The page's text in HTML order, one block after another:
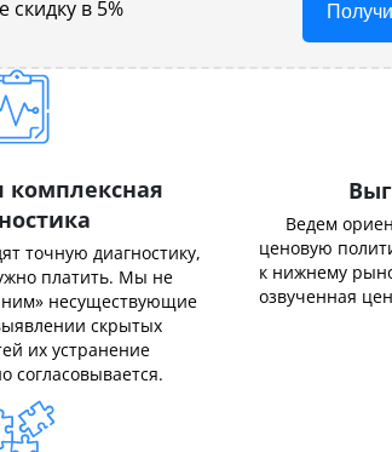
скидку в 5%
комплексная
точную диагностику,
платить. Мы не
несуществующие
скрытых
их устранение
согласовывается.
Ведем
ценовую
к нижнему
озвученная